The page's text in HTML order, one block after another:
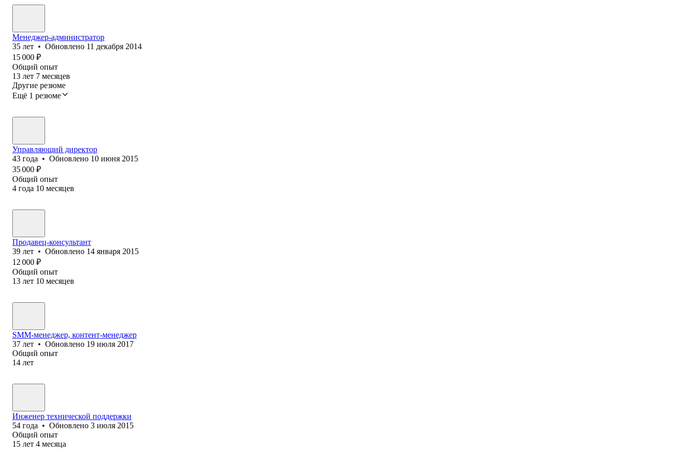
Менеджер-администратор
35 лет • Обновлено 11 декабря 2014
15 000 ₽
Общий опыт
13 лет 7 месяцев
Другие резюме
Ещё 1 резюме
Управляющий директор
43 года • Обновлено 10 июня 2015
35 000 ₽
Общий опыт
4 года 10 месяцев
Продавец-консультант
39 лет • Обновлено 14 января 2015
12 000 ₽
Общий опыт
13 лет 10 месяцев
SMM-менеджер, контент-менеджер
37 лет • Обновлено 19 июля 2017
Общий опыт
14 лет
Инженер технической поддержки
54 года • Обновлено 3 июля 2015
Общий опыт
15 лет 4 месяца